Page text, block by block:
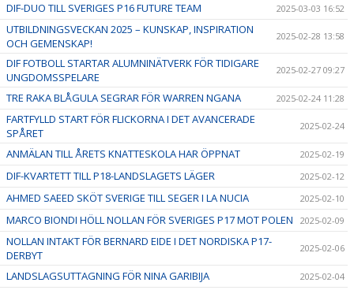
DIF-DUO TILL SVERIGES P16 FUTURE TEAM 2025-03-03 16:52
UTBILDNINGSVECKAN 2025 – KUNSKAP, INSPIRATION
OCH GEMENSKAP!
2025-02-28 13:58
DIF FOTBOLL STARTAR ALUMNINÄTVERK FÖR TIDIGARE
UNGDOMSSPELARE
2025-02-27 09:27
TRE RAKA BLÅGULA SEGRAR FÖR WARREN NGANA 2025-02-24 11:28
FARTFYLLD START FÖR FLICKORNA I DET AVANCERADE
SPÅRET
2025-02-24
ANMÄLAN TILL ÅRETS KNATTESKOLA HAR ÖPPNAT 2025-02-19
DIF-KVARTETT TILL P18-LANDSLAGETS LÄGER 2025-02-12
AHMED SAEED SKÖT SVERIGE TILL SEGER I LA NUCIA 2025-02-10
MARCO BIONDI HÖLL NOLLAN FÖR SVERIGES P17 MOT POLEN 2025-02-09
NOLLAN INTAKT FÖR BERNARD EIDE I DET NORDISKA P17-
DERBYT
2025-02-06
LANDSLAGSUTTAGNING FÖR NINA GARIBIJA 2025-02-04